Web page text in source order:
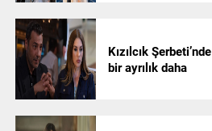
Kızılcık Şerbeti’nde
bir ayrılık daha